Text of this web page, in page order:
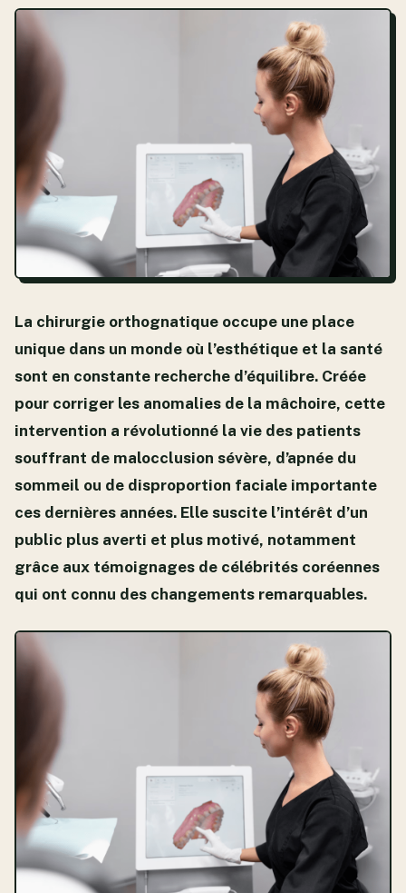
La chirurgie orthognatique occupe une place
unique dans un monde où l’esthétique et la santé
sont en constante recherche d’équilibre. Créée
pour corriger les anomalies de la mâchoire, cette
intervention a révolutionné la vie des patients
souffrant de malocclusion sévère, d’apnée du
sommeil ou de disproportion faciale importante
ces dernières années. Elle suscite l’intérêt d’un
public plus averti et plus motivé, notamment
grâce aux témoignages de célébrités coréennes
qui ont connu des changements remarquables.